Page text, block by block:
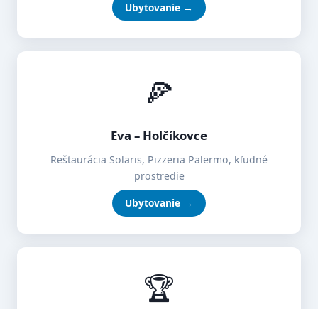
Ubytovanie →
🍕
Eva – Holčíkovce
Reštaurácia Solaris, Pizzeria Palermo, kľudné
prostredie
Ubytovanie →
🏆